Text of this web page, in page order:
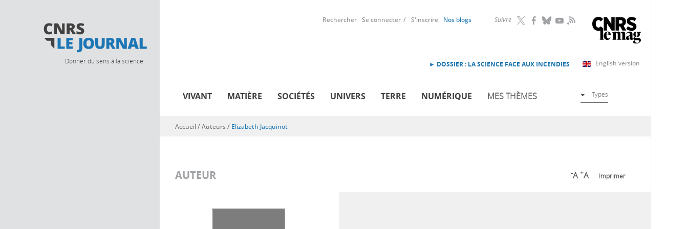
Donner du sens à la science
Suivre RSS
Rechercher Se connecter S'inscrire Nos blogs
English version
► DOSSIER : LA SCIENCE FACE AUX INCENDIES
VIVANT MATIÈRE SOCIÉTÉS UNIVERS TERRE NUMÉRIQUE MES THÈMES Types
Vous êtes ici
Accueil/ Auteurs / Elizabeth Jacquinot
AUTEUR -A +A Imprimer